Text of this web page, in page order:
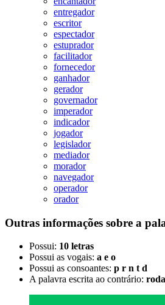
entregador
escritor
espectador
estuprador
facilitador
fornecedor
ganhador
gerador
governador
imperador
indicador
jogador
legislador
mediador
morador
navegador
operador
orador
Outras informações sobre a
Possui: 10 letras
Possui as vogais: a e o
Possui as consoantes: p r n t d
A palavra escrita ao contrário: